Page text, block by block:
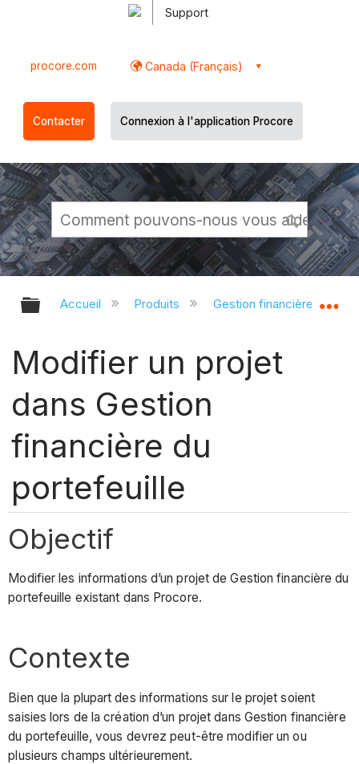
Support
procore.com Canada (Français)
Contacter Connexion à l'application Procore
Développer/réduire la hiérarchie
Accueil Produits Gestion financière du
Modifier un projet
dans Gestion
financière du
portefeuille
Objectif
Modifier les informations d’un projet de Gestion financière du
portefeuille existant dans Procore.
Contexte
Bien que la plupart des informations sur le projet soient
saisies lors de la création d’un projet dans Gestion financière
du portefeuille, vous devrez peut-être modifier un ou
plusieurs champs ultérieurement.